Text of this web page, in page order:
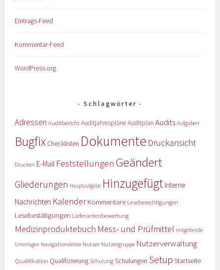
Eintrags-Feed
Kommentar-Feed
WordPress.org
Schlagwörter
Adressen AuditberichtAuditjahrespläneAuditplan Audits Aufgaben
Bugfix Checklisten Dokumente Druckansicht
Drucken E-Mail Feststellungen Geändert
Gliederungen Hauptaufgabe Hinzugefügt Interne
Nachrichten KalenderKommentare Leseberechtigungen
Lesebestätigungen Lieferantenbewertung
Medizinproduktebuch Mess- und Prüfmittel mitgeltende
Unterlagen Navigationsleiste Nutzer Nutzergruppe Nutzerverwaltung
Qualifikation Qualifizierung Schulung Schulungen Setup Startseite